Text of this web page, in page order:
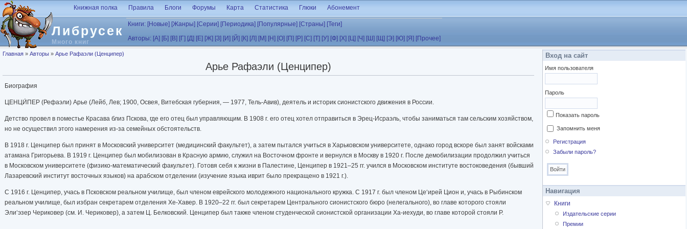
Перейти к основному содержанию
Либрусек
Много книг
Книжная полка Правила Блоги Форумы Карта Статистика Глюки Абонемент
Книги: [Новые] [Жанры] [Серии] [Периодика] [Популярные] [Страны] [Теги]
Авторы: [А] [Б] [В] [Г] [Д] [Е] [Ж] [З] [И] [Й] [К] [Л] [М] [Н] [О] [П] [Р] [С] [Т] [У] [Ф] [Х] [Ц] [Ч] [Ш] [Щ] [Э] [Ю] [Я] [Прочее]
Вы здесь
Главная » Авторы » Арье Рафаэли (Ценципер)
Арье Рафаэли (Ценципер)
Биография
ЦЕНЦИ́ПЕР (Рефаэли) Арье (Лейб, Лев; 1900, Освея, Витебская губерния, — 1977, Тель-Авив), деятель и историк сионистского движения в России.
Детство провел в поместье Красава близ Пскова, где его отец был управляющим. В 1908 г. его отец хотел отправиться в Эрец-Исраэль, чтобы заниматься там сельским хозяйством,
но не осуществил этого намерения из-за семейных обстоятельств.
В 1918 г. Ценципер был принят в Московский университет (медицинский факультет), а затем пытался учиться в Харьковском университете, однако город вскоре был занят войсками
атамана Григорьева. В 1919 г. Ценципер был мобилизован в Красную армию, служил на Восточном фронте и вернулся в Москву в 1920 г. После демобилизации продолжил учиться
в Московском университете (физико-математический факультет). Готовя себя к жизни в Палестине, Ценципер в 1921–25 гг. учился в Московском институте востоковедения (бывший
Лазаревский институт восточных языков) на арабском отделении (изучение языка иврит было прекращено в 1921 г.).
С 1916 г. Ценципер, учась в Псковском реальном училище, был членом еврейского молодежного национального кружка. С 1917 г. был членом Це‘ирей Цион и, учась в Рыбинском
реальном училище, был избран секретарем отделения Хе-Хавер. В 1920–22 гг. был секретарем Центрального сионистского бюро (нелегального), во главе которого стояли
Эли‘эзер Чериковер (см. И. Чериковер), а затем Ц. Белковский. Ценципер был также членом студенческой сионистской организации Ха-иехуди, во главе которой стояли Р.
Вход на сайт
Имя пользователя
Пароль
Показать пароль
Запомнить меня
Регистрация
Забыли пароль?
Навигация
Книги
Издательские серии
Премии